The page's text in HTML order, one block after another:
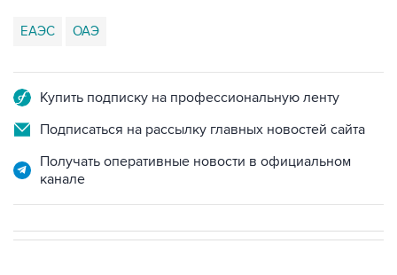
ЕАЭС ОАЭ
Купить подписку на профессиональную ленту
Подписаться на рассылку главных новостей сайта
Получать оперативные новости в официальном
канале